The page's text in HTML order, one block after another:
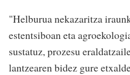
"Helburua nekazaritza
estentsiboan eta
sustatuz, prozesu
lantzearen bidez gure